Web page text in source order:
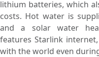
lithium batteries, which
costs. Hot water is
and a solar water
features Starlink
with the world even